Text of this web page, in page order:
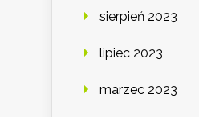
sierpień 2023
lipiec 2023
marzec 2023